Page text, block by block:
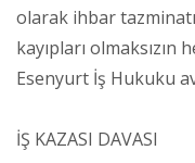
olarak ihbar
kayıpları
Esenyurt İş Hukuku
İŞ KAZASI DAVASI